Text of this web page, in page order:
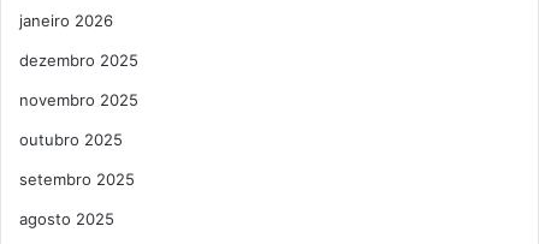
janeiro 2026
dezembro 2025
novembro 2025
outubro 2025
setembro 2025
agosto 2025